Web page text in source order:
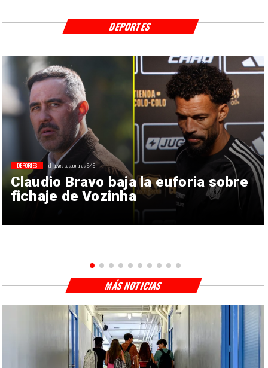
Claudio Bravo baja la euforia sobre
fichaje de Vozinha
DEPORTES el jueves pasado a las 9:49
DEPORTES
MÁS NOTICIAS